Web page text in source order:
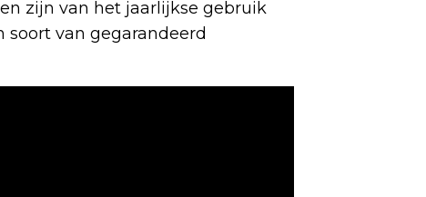
zijn van het jaarlijkse gebruik
van gegarandeerd